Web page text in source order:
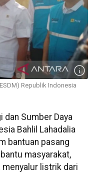
Republik Indonesia
dan Sumber Daya
Bahlil Lahadalia
bantuan pasang
masyarakat,
menyalur listrik dari